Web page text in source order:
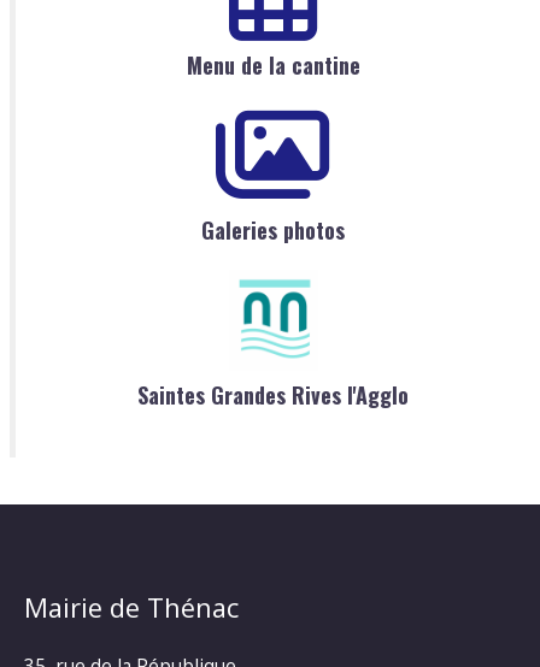
Menu de la cantine
Galeries photos
Saintes Grandes Rives l'Agglo
Mairie de Thénac